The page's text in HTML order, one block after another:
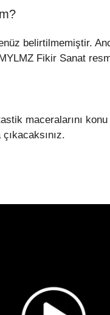
belirtilmemiştir.
Fikir Sanat
maceralarını konu